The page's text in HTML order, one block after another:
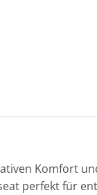
Komfort
perfekt für